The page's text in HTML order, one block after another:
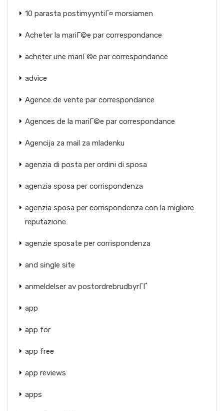
10 parasta postimyyntiГ¤ morsiamen
Acheter la mariГ©e par correspondance
acheter une mariГ©e par correspondance
advice
Agence de vente par correspondance
Agences de la mariГ©e par correspondance
Agencija za mail za mladenku
agenzia di posta per ordini di sposa
agenzia sposa per corrispondenza
agenzia sposa per corrispondenza con la migliore
reputazione
agenzie sposate per corrispondenza
and single site
anmeldelser av postordrebrudbyrГҐ
app
app for
app free
app reviews
apps